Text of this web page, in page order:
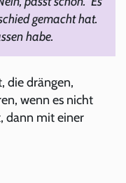
gemacht hat.
habe.
die drängen,
wenn es nicht
dann mit einer